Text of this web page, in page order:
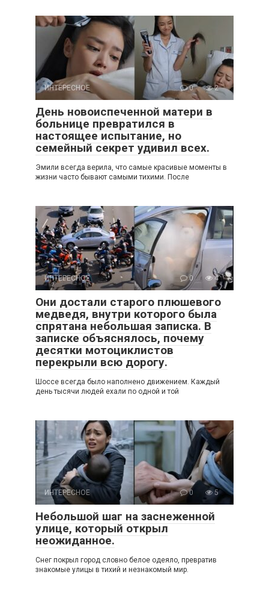
ИНТЕРЕСНОЕ 0 2
День новоиспеченной матери в
больнице превратился в
настоящее испытание, но
семейный секрет удивил всех.
Эмили всегда верила, что самые красивые моменты в
жизни часто бывают самыми тихими. После
ИНТЕРЕСНОЕ 0 4
Они достали старого плюшевого
медведя, внутри которого была
спрятана небольшая записка. В
записке объяснялось, почему
десятки мотоциклистов
перекрыли всю дорогу.
Шоссе всегда было наполнено движением. Каждый
день тысячи людей ехали по одной и той
ИНТЕРЕСНОЕ 0 5
Небольшой шаг на заснеженной
улице, который открыл
неожиданное.
Снег покрыл город словно белое одеяло, превратив
знакомые улицы в тихий и незнакомый мир.